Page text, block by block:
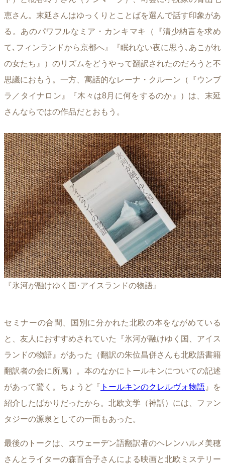
恵さん。末延さんはゆっくりとことばを選んで話す印象があ
る。あのパワフルなミア・カンキマキ（『清少納言を求め
て､フィンランドから京都へ』『眠れない夜に思う､あこがれ
の女たち』）のリズムをどうやって翻訳されたのだろうと不
思議におもう。一方、寓話的なレーナ・クルーン（『ウンブ
ラ／タイナロン』『木々は8月に何をするのか』）は、末延
さんならではの作品だとおもう。
『氷河が融けゆく国･アイスランドの物語』
セミナーの合間、国別に分かれた北欧の本をながめている
と、友人におすすめされていた『氷河が融けゆく国、アイス
ランドの物語』があった（翻訳の朱位昌併さんも北欧語書籍
翻訳者の会に所属）。本のなかにトールキンについての記述
があって驚く。ちょうど『 トールキンのクレルヴォ物語 』を
紹介したばかりだったから。北欧文学（神話）には、ファン
タジーの源泉としての一面もあった。
最後のトークは、スウェーデン語翻訳者のヘレンハルメ美穂
さんとライターの森百合子さんによる映画と北欧ミステリー